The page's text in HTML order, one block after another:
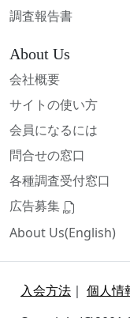
調査報告書
About Us
会社概要
サイトの使い方
会員になるには
問合せの窓口
各種調査受付窓口
広告募集
About Us(English)
入会方法 ｜ 個人情